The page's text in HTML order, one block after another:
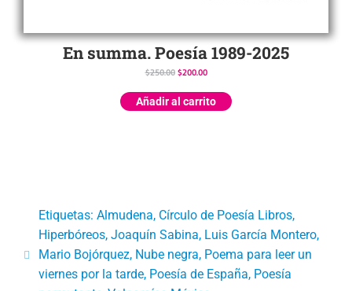
En summa. Poesía 1989-2025
$250.00 $200.00
Añadir al carrito
Etiquetas: Almudena, Círculo de Poesía Libros,
Hiperbóreos, Joaquín Sabina, Luis García Montero,
Mario Bojórquez, Nube negra, Poema para leer un
viernes por la tarde, Poesía de España, Poesía